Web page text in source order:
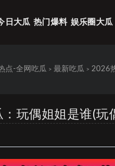
日大瓜 热门爆料 娱乐圈大瓜
点-全网吃瓜 > 最新吃瓜 > 2026
玩偶姐姐是谁(玩